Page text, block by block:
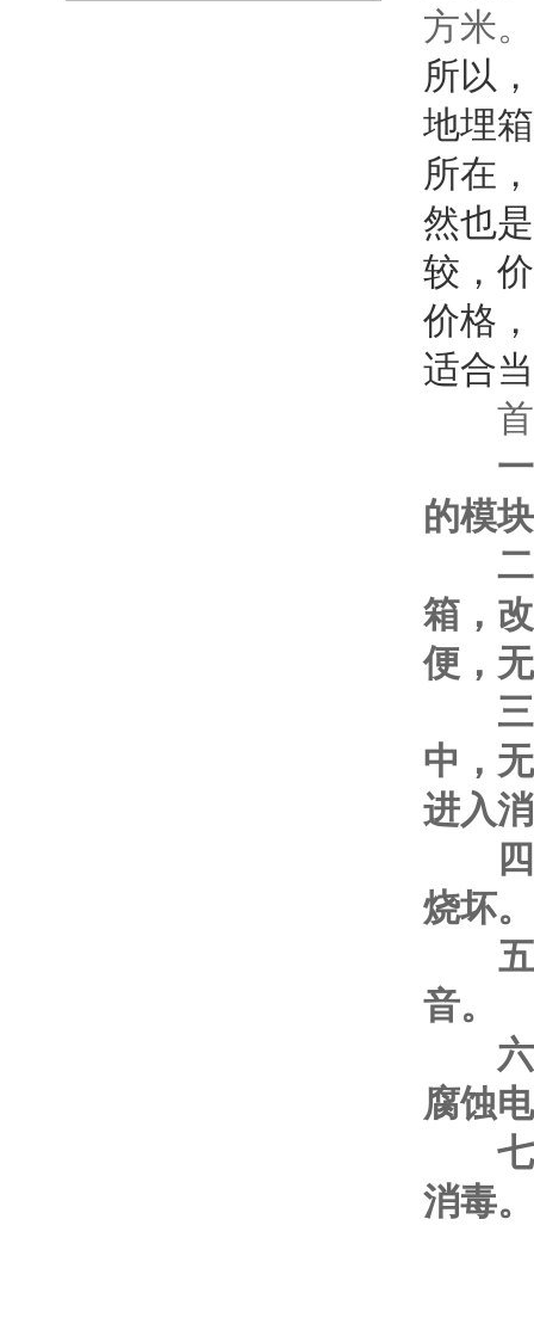
方米
所以
地埋
所在
然也
较，
价格
适合
的模
箱，
便，
中，
进入
烧坏。
五、
音。
腐蚀
消毒。